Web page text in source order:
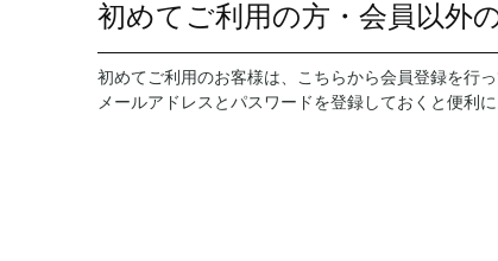
初めてご利用の方・会員以外
初めてご利用のお客様は、こちらから会員登録を行っ
メールアドレスとパスワードを登録しておくと便利